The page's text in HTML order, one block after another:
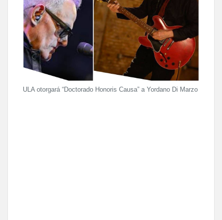
ULA otorgará “Doctorado Honoris Causa” a Yordano Di Marzo